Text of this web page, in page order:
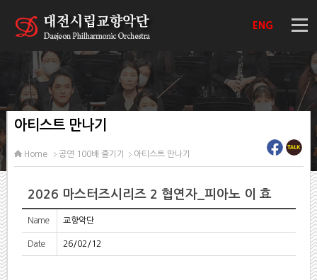
ENG
아티스트 만나기
Home 공연 100배 즐기기 아티스트 만나기
2026 마스터즈시리즈 2 협연자_피아노 이 효
Name 교향악단
Date 26/02/12